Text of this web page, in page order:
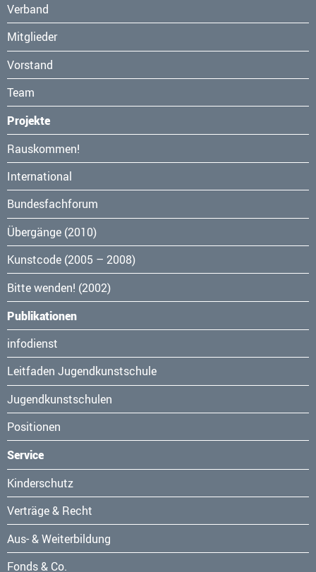
Verband
Mitglieder
Vorstand
Team
Projekte
Navigation
überspringen
Rauskommen!
International
Bundesfachforum
Übergänge (2010)
Kunstcode (2005 – 2008)
Bitte wenden! (2002)
Publikationen
Navigation
überspringen
infodienst
Leitfaden Jugendkunstschule
Jugendkunstschulen
Positionen
Service
Navigation
überspringen
Kinderschutz
Verträge & Recht
Aus- & Weiterbildung
Fonds & Co.